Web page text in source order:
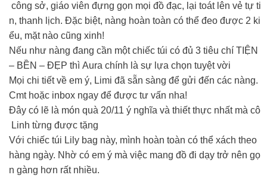
công sở, giáo viên đựng gọn mọi đồ đạc, lại toát lên vẻ tự ti
n, thanh lịch. Đặc biệt, nàng hoàn toàn có thể đeo được 2 ki
ểu, mặt nào cũng xinh!
Nếu như nàng đang cần một chiếc túi có đủ 3 tiêu chí TIỆN
– BỀN – ĐẸP thì Aura chính là sự lựa chọn tuyệt vời
Mọi chi tiết về em ý, Limi đã sẵn sàng để gửi đến các nàng.
Cmt hoặc inbox ngay để được tư vấn nha!
Đây có lẽ là món quà 20/11 ý nghĩa và thiết thực nhất mà cô
Linh từng được tặng
Với chiếc túi Lily bag này, mình hoàn toàn có thể xách theo
hàng ngày. Nhờ có em ý mà việc mang đồ đi dạy trở nên gọ
n gàng hơn rất nhiều.